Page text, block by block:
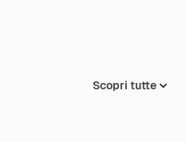
Scopri tutte